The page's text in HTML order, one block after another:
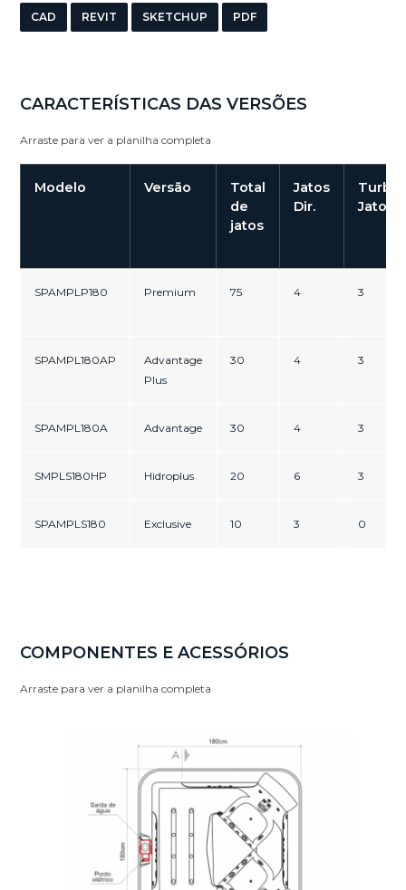
CAD REVIT SKETCHUP PDF
CARACTERÍSTICAS DAS VERSÕES
Arraste para ver a planilha completa
Modelo Versão
Total
de
jatos
Jatos
Dir.
Turbo
Jatos
SPAMPLP180 Premium 75 4 3
SPAMPL180AP
Advantage
Plus
30 4 3
SPAMPL180A Advantage 30 4 3
SMPLS180HP Hidroplus 20 6 3
SPAMPLS180 Exclusive 10 3 0
COMPONENTES E ACESSÓRIOS
Arraste para ver a planilha completa